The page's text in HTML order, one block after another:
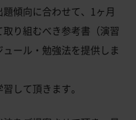
傾向に合わせて、1ヶ月
り組むべき参考書（演習
ール・勉強法を提供しま
して頂きます。